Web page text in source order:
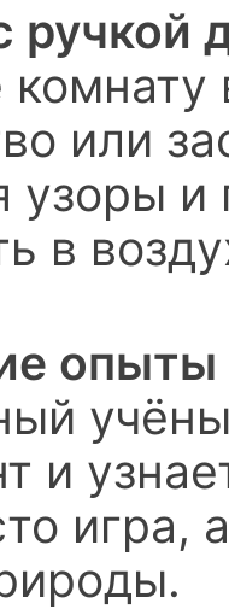
ручкой
комнату
или
узоры
в
и
игра,